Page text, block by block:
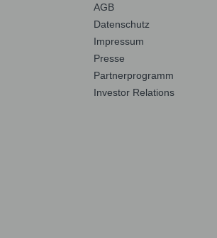
AGB
Datenschutz
Impressum
Presse
Partnerprogramm
Investor Relations